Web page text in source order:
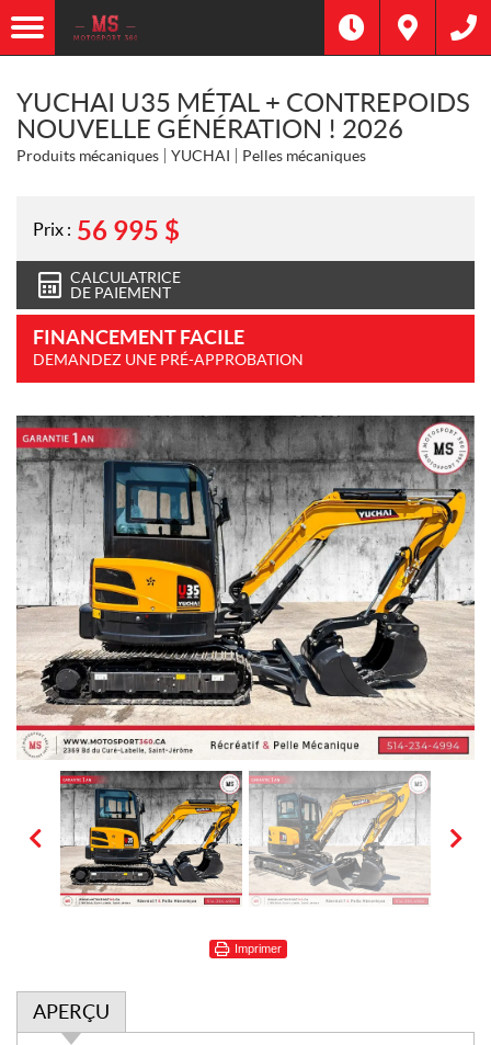
YUCHAI U35 MÉTAL + CONTREPOIDS
NOUVELLE GÉNÉRATION ! 2026
Produits mécaniques YUCHAI Pelles mécaniques
Prix : 56 995 $
CALCULATRICE
DE PAIEMENT
FINANCEMENT FACILE
DEMANDEZ UNE PRÉ-APPROBATION
Imprimer
APERÇU